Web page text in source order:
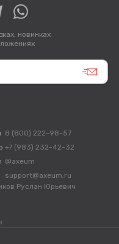
новинках
8 (800) 222-98-57
+7 (983) 232-42-32
@axeum
support@axeum.ru
Руслан Юрьевич